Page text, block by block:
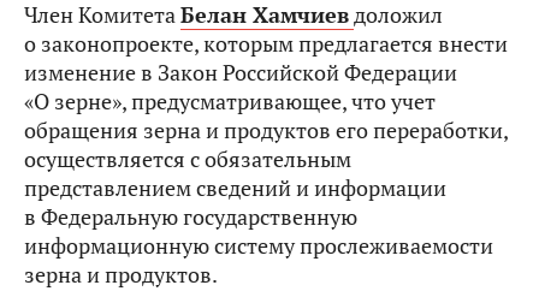
Член КомитетаБелан Хамчиевдоложил
о законопроекте, которым предлагается внести
изменение в Закон Российской Федерации
«О зерне», предусматривающее, что учет
обращения зерна и продуктов его переработки,
осуществляется с обязательным
представлением сведений и информации
в Федеральную государственную
информационную систему прослеживаемости
зерна и продуктов.